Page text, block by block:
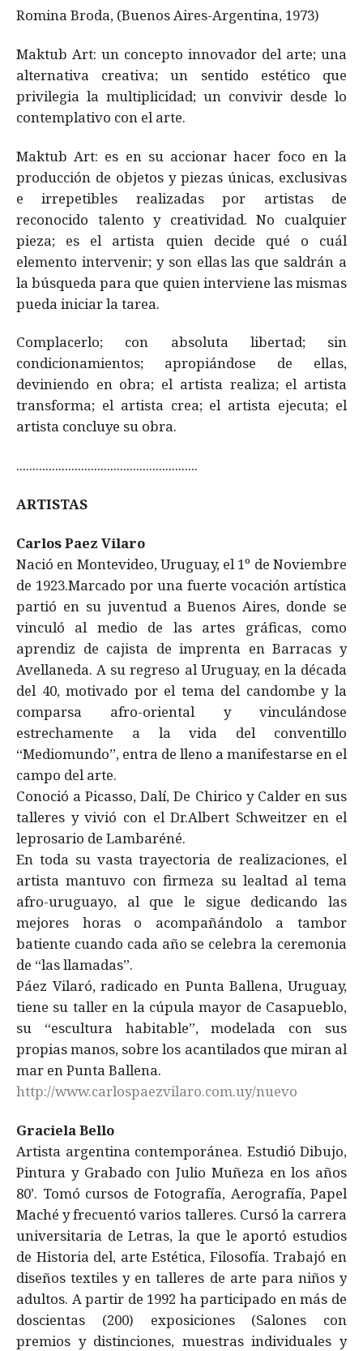
Romina Broda, (Buenos Aires-Argentina, 1973)
Maktub Art: un concepto innovador del arte; una
alternativa creativa; un sentido estético que
privilegia la multiplicidad; un convivir desde lo
contemplativo con el arte.
Maktub Art: es en su accionar hacer foco en la
producción de objetos y piezas únicas, exclusivas
e irrepetibles realizadas por artistas de
reconocido talento y creatividad. No cualquier
pieza; es el artista quien decide qué o cuál
elemento intervenir; y son ellas las que saldrán a
la búsqueda para que quien interviene las mismas
pueda iniciar la tarea.
Complacerlo; con absoluta libertad; sin
condicionamientos; apropiándose de ellas,
deviniendo en obra; el artista realiza; el artista
transforma; el artista crea; el artista ejecuta; el
artista concluye su obra.
........................................................
ARTISTAS
Carlos Paez Vilaro
Nació en Montevideo, Uruguay, el 1º de Noviembre
de 1923.Marcado por una fuerte vocación artística
partió en su juventud a Buenos Aires, donde se
vinculó al medio de las artes gráficas, como
aprendiz de cajista de imprenta en Barracas y
Avellaneda. A su regreso al Uruguay, en la década
del 40, motivado por el tema del candombe y la
comparsa afro-oriental y vinculándose
estrechamente a la vida del conventillo
“Mediomundo”, entra de lleno a manifestarse en el
campo del arte.
Conoció a Picasso, Dalí, De Chirico y Calder en sus
talleres y vivió con el Dr.Albert Schweitzer en el
leprosario de Lambaréné.
En toda su vasta trayectoria de realizaciones, el
artista mantuvo con firmeza su lealtad al tema
afro-uruguayo, al que le sigue dedicando las
mejores horas o acompañándolo a tambor
batiente cuando cada año se celebra la ceremonia
de “las llamadas”.
Páez Vilaró, radicado en Punta Ballena, Uruguay,
tiene su taller en la cúpula mayor de Casapueblo,
su “escultura habitable”, modelada con sus
propias manos, sobre los acantilados que miran al
mar en Punta Ballena.
http://www.carlospaezvilaro.com.uy/nuevo
Graciela Bello
Artista argentina contemporánea. Estudió Dibujo,
Pintura y Grabado con Julio Muñeza en los años
80’. Tomó cursos de Fotografía, Aerografía, Papel
Maché y frecuentó varios talleres. Cursó la carrera
universitaria de Letras, la que le aportó estudios
de Historia del, arte Estética, Filosofía. Trabajó en
diseños textiles y en talleres de arte para niños y
adultos. A partir de 1992 ha participado en más de
doscientas (200) exposiciones (Salones con
premios y distinciones, muestras individuales y